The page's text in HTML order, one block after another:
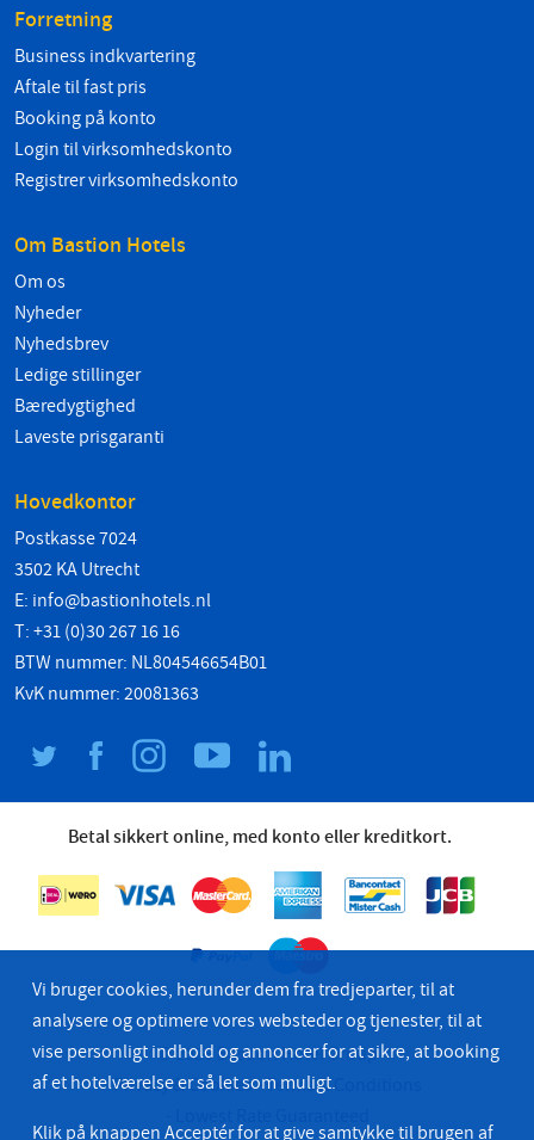
Forretning
Business indkvartering
Aftale til fast pris
Booking på konto
Login til virksomhedskonto
Registrer virksomhedskonto
Om Bastion Hotels
Om os
Nyheder
Nyhedsbrev
Ledige stillinger
Bæredygtighed
Laveste prisgaranti
Hovedkontor
Postkasse 7024
3502 KA Utrecht
E: info@bastionhotels.nl
T: +31 (0)30 267 16 16
BTW nummer: NL804546654B01
KvK nummer: 20081363
Betal sikkert online, med konto eller kreditkort.
© 2026 Bastion Hotel Group
Privacy & Cookies Terms & Conditions
Vi bruger cookies, herunder dem fra tredjeparter, til at
analysere og optimere vores websteder og tjenester, til at
vise personligt indhold og annoncer for at sikre, at booking
af et hotelværelse er så let som muligt.
Klik på knappen Acceptér for at give samtykke til brugen af ​​